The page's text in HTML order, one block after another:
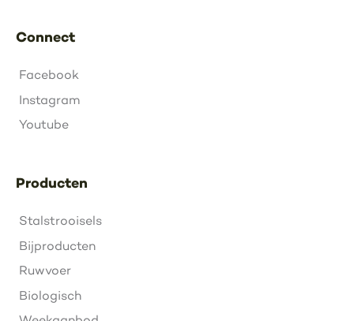
Connect
Facebook
Instagram
Youtube
Producten
Stalstrooisels
Bijproducten
Ruwvoer
Biologisch